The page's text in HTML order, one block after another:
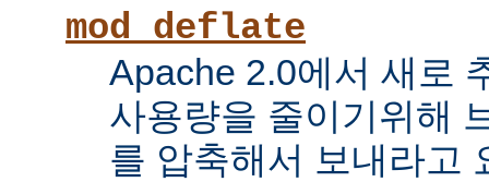
mod_deflate
Apache 2.0에서 새로
사용량을 줄이기위해
를 압축해서 보내라고